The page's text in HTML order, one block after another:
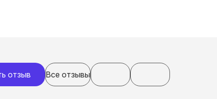
отзыв Все отзывы